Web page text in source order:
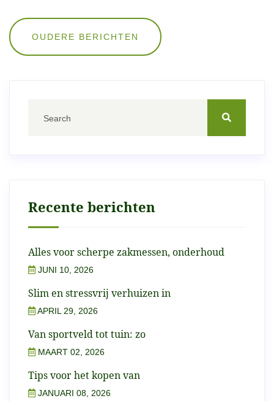
Berichten
navigatie
OUDERE BERICHTEN
Recente berichten
Alles voor scherpe zakmessen, onderhoud
JUNI 10, 2026
Slim en stressvrij verhuizen in
APRIL 29, 2026
Van sportveld tot tuin: zo
MAART 02, 2026
Tips voor het kopen van
JANUARI 08, 2026